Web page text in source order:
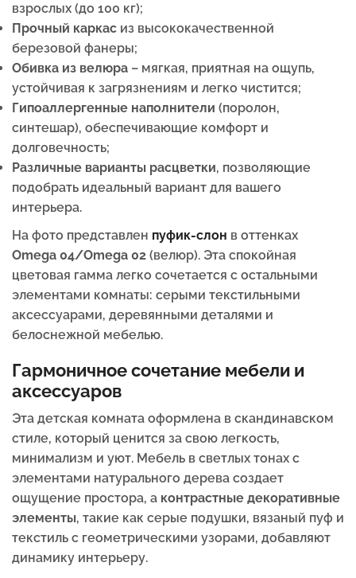
взрослых (до 100 кг);
Прочный каркас из высококачественной
березовой фанеры;
Обивка из велюра – мягкая, приятная на ощупь,
устойчивая к загрязнениям и легко чистится;
Гипоаллергенные наполнители (поролон,
синтешар), обеспечивающие комфорт и
долговечность;
Различные варианты расцветки, позволяющие
подобрать идеальный вариант для вашего
интерьера.
На фото представлен пуфик-слон в оттенках
Omega 04/Omega 02 (велюр). Эта спокойная
цветовая гамма легко сочетается с остальными
элементами комнаты: серыми текстильными
аксессуарами, деревянными деталями и
белоснежной мебелью.
Гармоничное сочетание мебели и
аксессуаров
Эта детская комната оформлена в скандинавском
стиле, который ценится за свою легкость,
минимализм и уют. Мебель в светлых тонах с
элементами натурального дерева создает
ощущение простора, а контрастные декоративные
элементы, такие как серые подушки, вязаный пуф и
текстиль с геометрическими узорами, добавляют
динамику интерьеру.